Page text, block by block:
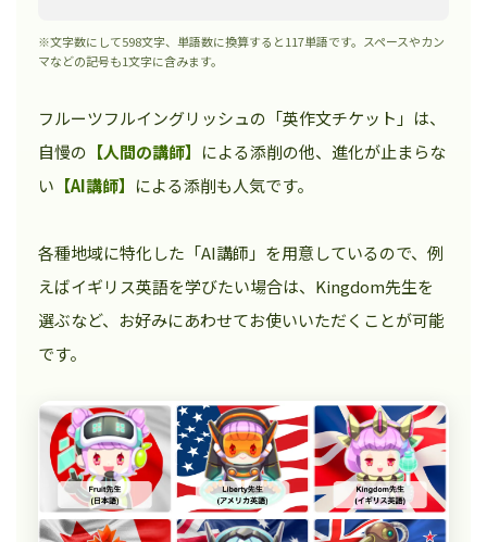
※文字数にして598文字、単語数に換算すると117単語です。スペースやカン
マなどの記号も1文字に含みます。
フルーツフルイングリッシュの「英作文チケット」は、
自慢の 【人間の講師】 による添削の他、進化が止まらな
い 【AI講師】 による添削も人気です。
各種地域に特化した「AI講師」を用意しているので、例
えばイギリス英語を学びたい場合は、Kingdom先生を
選ぶなど、お好みにあわせてお使いいただくことが可能
です。